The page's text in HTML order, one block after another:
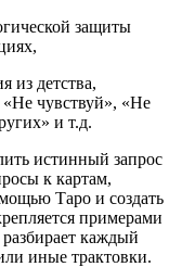
защиты
из детства,
чувствуй», «Не
и т.д.
истинный запрос
к картам,
Таро и создать
примерами
каждый
иные трактовки.